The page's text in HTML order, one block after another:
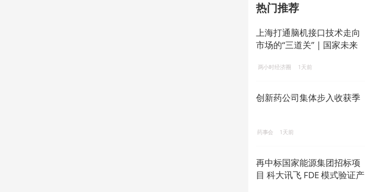
热门推荐
上海打通脑机接口技术走向
市场的“三道关” | 国家未来
两小时经济圈 1天前
创新药公司集体步入收获季
药事会 1天前
再中标国家能源集团招标项
目 科大讯飞 FDE 模式验证产